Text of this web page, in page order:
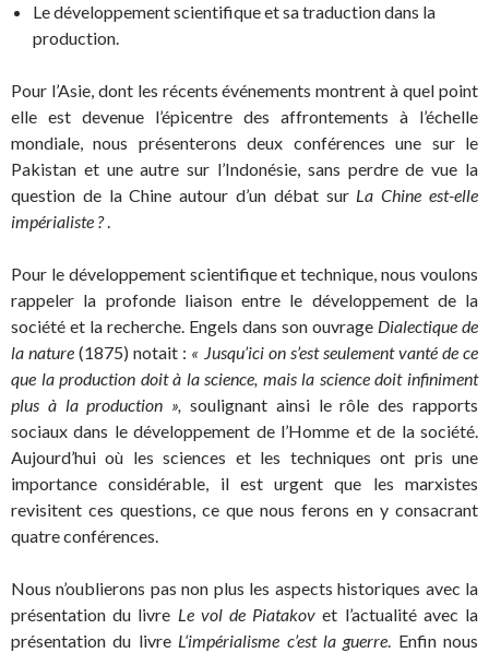
Le développement scientifique et sa traduction dans la
production.
Pour l’Asie, dont les récents événements montrent à quel point
elle est devenue l’épicentre des affrontements à l’échelle
mondiale, nous présenterons deux conférences une sur le
Pakistan et une autre sur l’Indonésie, sans perdre de vue la
question de la Chine autour d’un débat sur La Chine est-elle
impérialiste ?.
Pour le développement scientifique et technique, nous voulons
rappeler la profonde liaison entre le développement de la
société et la recherche. Engels dans son ouvrage Dialectique de
la nature (1875) notait : « Jusqu’ici on s’est seulement vanté de ce
que la production doit à la science, mais la science doit infiniment
plus à la produc­tion », soulignant ainsi le rôle des rapports
sociaux dans le développement de l’Homme et de la société.
Aujourd’hui où les sciences et les techniques ont pris une
importance considérable, il est urgent que les marxistes
revisitent ces questions, ce que nous ferons en y consacrant
quatre conférences.
Nous n’oublierons pas non plus les aspects historiques avec la
présentation du livre Le vol de Piatakov et l’actualité avec la
présentation du livre L‘impérialisme c’est la guerre. Enfin nous